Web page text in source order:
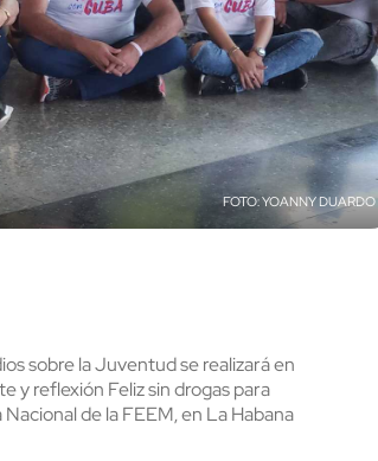
YOANNY DUARDO
sobre la Juventud se realizará en
y reflexión Feliz sin drogas para
de la FEEM, en La Habana